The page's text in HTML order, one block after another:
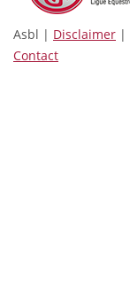
Asbl | Disclaimer |
Contact